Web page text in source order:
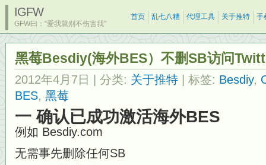
IGFW
GFW曰：“爱我就别不伤害我”
首页 乱七八糟 代理工具 关于推特 手
黑莓Besdiy(海外BES）不删SB访问
2012年4月7日 | 分类: 关于推特 | 标签: Besdiy,
BES, 黑莓
一 确认已成功激活海外BES
例如 Besdiy.com
无需事先删除任何SB